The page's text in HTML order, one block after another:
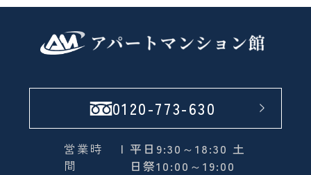
0120-773-630
営業時
間
| 平日9:30～18:30 土
日祭10:00～19:00